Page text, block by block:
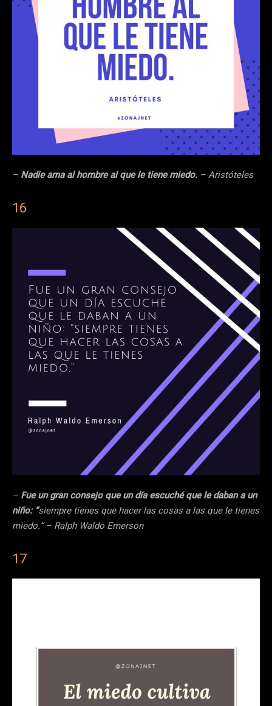
– Nadie ama al hombre al que le tiene miedo. – Aristóteles
16
– Fue un gran consejo que un día escuché que le daban a un
niño: “siempre tienes que hacer las cosas a las que le tienes
miedo.” – Ralph Waldo Emerson
17